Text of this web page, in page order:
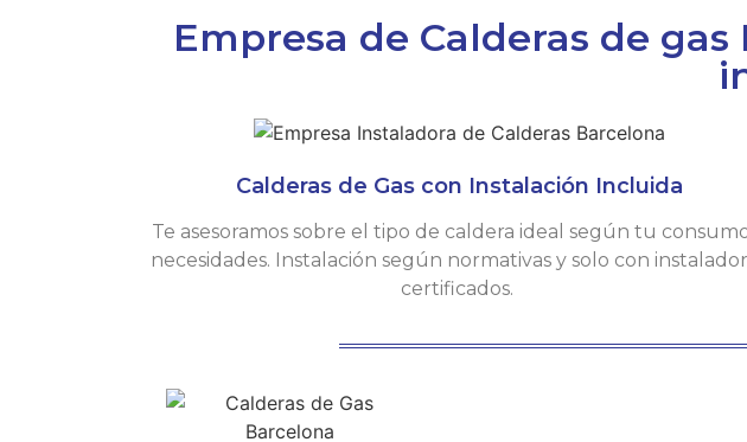
Empresa de Calderas de
Calderas de Gas con Instalación Incluida
Te asesoramos sobre el tipo de caldera ideal según tu
necesidades. Instalación según normativas y solo con
certificados.